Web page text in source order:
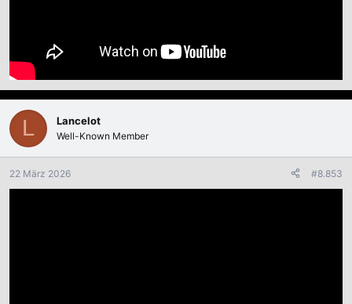
L Lancelot
Well-Known Member
22 März 2026 #8.853